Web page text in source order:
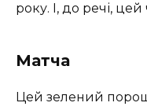
року. І, до речі,
Матча
Цей зелений